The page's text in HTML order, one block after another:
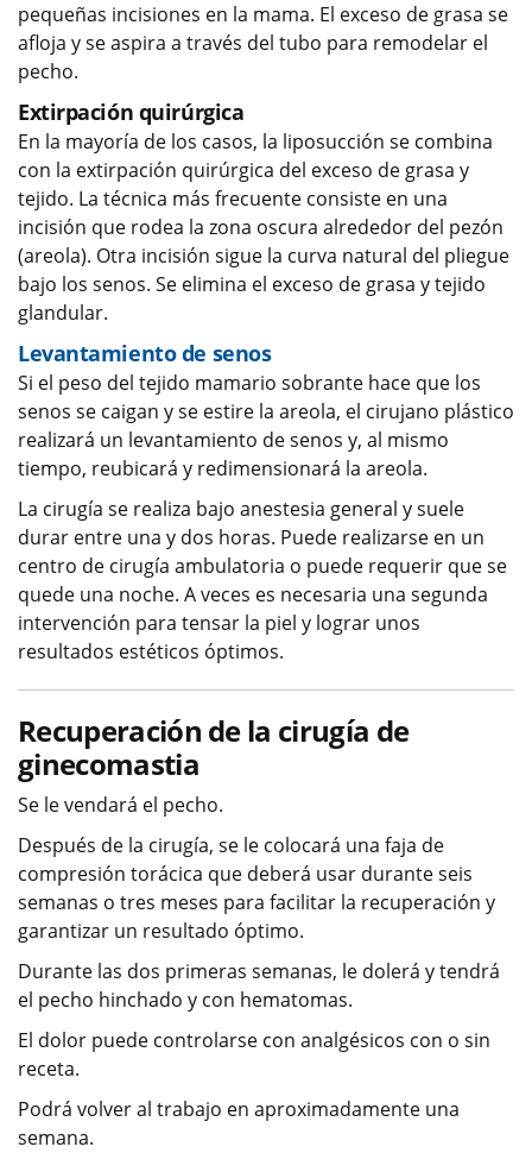
pequeñas incisiones en la mama. El exceso de grasa se
afloja y se aspira a través del tubo para remodelar el
pecho.
Extirpación quirúrgica
En la mayoría de los casos, la liposucción se combina
con la extirpación quirúrgica del exceso de grasa y
tejido. La técnica más frecuente consiste en una
incisión que rodea la zona oscura alrededor del pezón
(areola). Otra incisión sigue la curva natural del pliegue
bajo los senos. Se elimina el exceso de grasa y tejido
glandular.
Levantamiento de senos
Si el peso del tejido mamario sobrante hace que los
senos se caigan y se estire la areola, el cirujano plástico
realizará un levantamiento de senos y, al mismo
tiempo, reubicará y redimensionará la areola.
La cirugía se realiza bajo anestesia general y suele
durar entre una y dos horas. Puede realizarse en un
centro de cirugía ambulatoria o puede requerir que se
quede una noche. A veces es necesaria una segunda
intervención para tensar la piel y lograr unos
resultados estéticos óptimos.
Recuperación de la cirugía de
ginecomastia
Se le vendará el pecho.
Después de la cirugía, se le colocará una faja de
compresión torácica que deberá usar durante seis
semanas o tres meses para facilitar la recuperación y
garantizar un resultado óptimo.
Durante las dos primeras semanas, le dolerá y tendrá
el pecho hinchado y con hematomas.
El dolor puede controlarse con analgésicos con o sin
receta.
Podrá volver al trabajo en aproximadamente una
semana.